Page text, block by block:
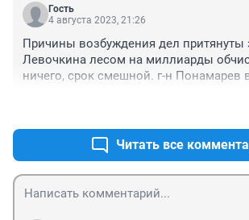
Гость
4 августа 2023, 21:26
Причины возбуждения дел притянуты
Левочкина лесом на миллиарды
ничего, срок смешной. г-н Понамарев
Читать все